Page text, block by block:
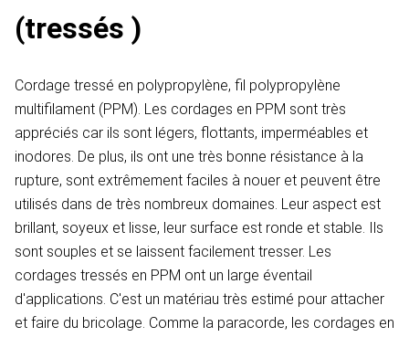
(tressés )
Cordage tressé en polypropylène, fil polypropylène
multifilament (PPM). Les cordages en PPM sont très
appréciés car ils sont légers, flottants, imperméables et
inodores. De plus, ils ont une très bonne résistance à la
rupture, sont extrêmement faciles à nouer et peuvent être
utilisés dans de très nombreux domaines. Leur aspect est
brillant, soyeux et lisse, leur surface est ronde et stable. Ils
sont souples et se laissent facilement tresser. Les
cordages tressés en PPM ont un large éventail
d'applications. C'est un matériau très estimé pour attacher
et faire du bricolage. Comme la paracorde, les cordages en